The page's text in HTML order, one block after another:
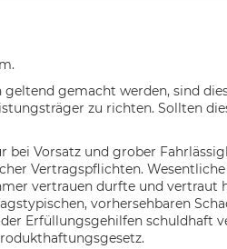
gemacht werden, sind
zu richten. Sollten
bei Vorsatz und grober
Vertragspflichten.
vertrauen durfte und vertraut
vorhersehbaren
Erfüllungsgehilfen schuldhaft